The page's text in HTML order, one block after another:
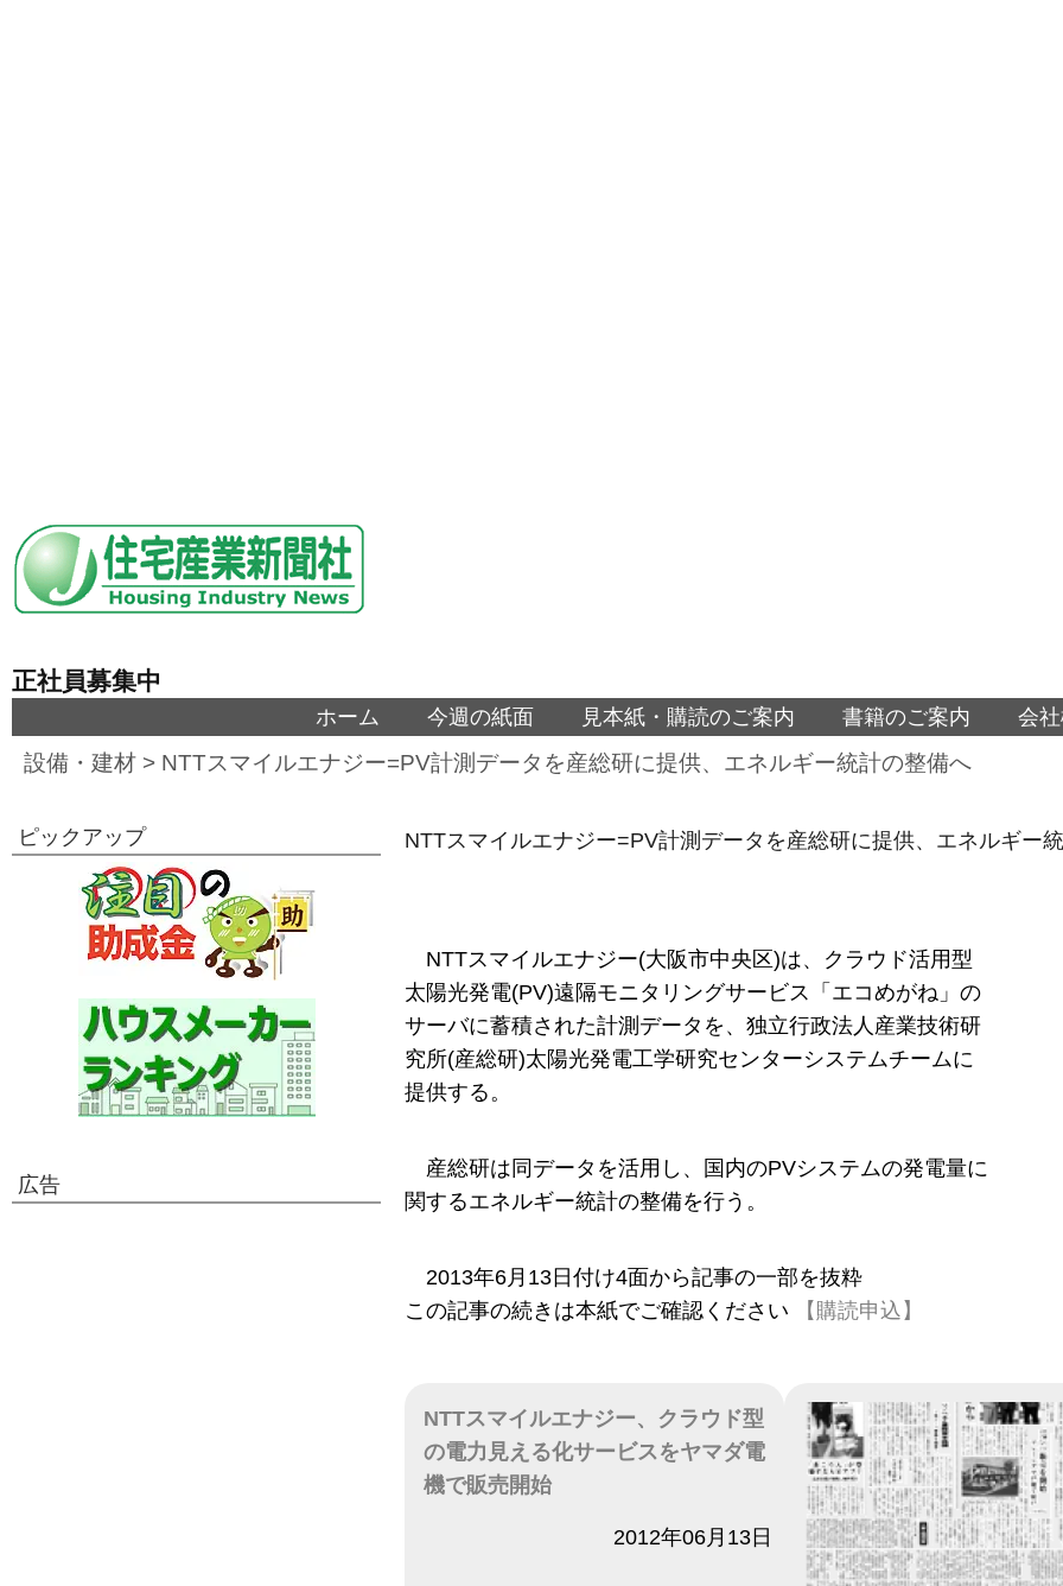
正社員募集中
ホーム 今週の紙面 見本紙・購読のご案内 書籍のご案内 会
設備・建材 > NTTスマイルエナジー=PV計測データを産総研に提供、エネルギー統計の整備へ
NTTスマイルエナジー=PV計測データを産総研に提供、エネルギー
NTTスマイルエナジー(大阪市中央区)は、クラウド活用型
太陽光発電(PV)遠隔モニタリングサービス「エコめがね」の
サーバに蓄積された計測データを、独立行政法人産業技術研
究所(産総研)太陽光発電工学研究センターシステムチームに
提供する。
産総研は同データを活用し、国内のPVシステムの発電量に
関するエネルギー統計の整備を行う。
2013年6月13日付け4面から記事の一部を抜粋
この記事の続きは本紙でご確認ください
【購読申込】
NTTスマイルエナジー、クラウド型
の電力見える化サービスをヤマダ電
機で販売開始
2012年06月13日
ピックアップ
広告